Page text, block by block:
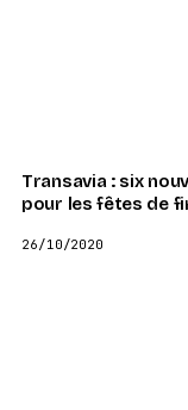
Transavia : six
pour les fêtes de
26/10/2020